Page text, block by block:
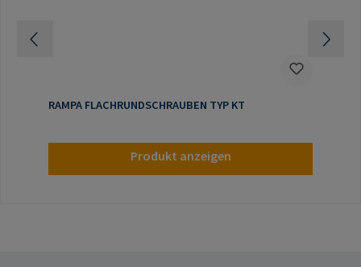
RAMPA FLACHRUNDSCHRAUBEN TYP KT
Produkt anzeigen